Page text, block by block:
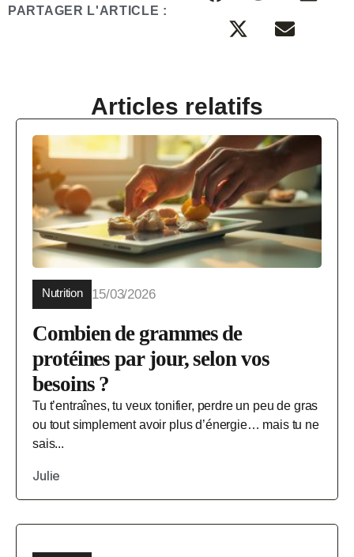
PARTAGER L'ARTICLE :
Articles relatifs
Nutrition 15/03/2026
Combien de grammes de
protéines par jour, selon vos
besoins ?
Tu t’entraînes, tu veux tonifier, perdre un peu de gras
ou tout simplement avoir plus d’énergie… mais tu ne
sais...
Julie